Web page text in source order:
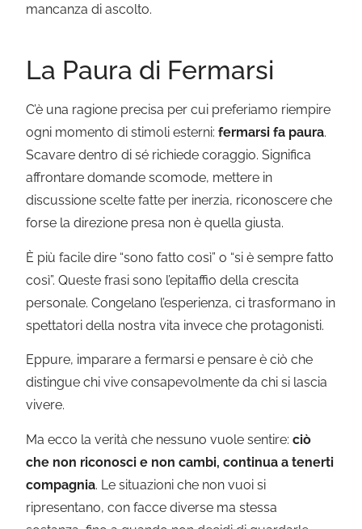
mancanza di ascolto.
La Paura di Fermarsi
C’è una ragione precisa per cui preferiamo riempire
ogni momento di stimoli esterni:fermarsi fa paura.
Scavare dentro di sé richiede coraggio. Significa
affrontare domande scomode, mettere in
discussione scelte fatte per inerzia, riconoscere che
forse la direzione presa non è quella giusta.
È più facile dire “sono fatto così” o “si è sempre fatto
così”. Queste frasi sono l’epitaffio della crescita
personale. Congelano l’esperienza, ci trasformano in
spettatori della nostra vita invece che protagonisti.
Eppure, imparare a fermarsi e pensare è ciò che
distingue chi vive consapevolmente da chi si lascia
vivere.
Ma ecco la verità che nessuno vuole sentire:ciò
che non riconosci e non cambi, continua a tenerti
compagnia. Le situazioni che non vuoi si
ripresentano, con facce diverse ma stessa